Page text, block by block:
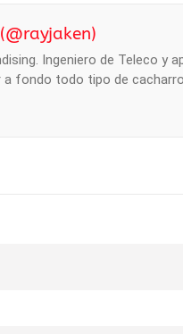
Ingeniero de Teleco y
fondo todo tipo de